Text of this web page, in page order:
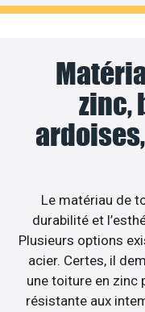
zinc,
Le matériau de
durabilité et
Plusieurs options
acier. Certes, il
une toiture en zinc
résistante aux